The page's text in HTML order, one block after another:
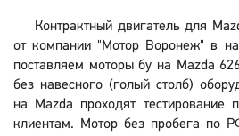
Контрактный двигатель для
от компании "Мотор Воронеж" в
поставляем моторы бу на Mazda
без навесного (голый столб)
на Mazda проходят тестирование
клиентам. Мотор без пробега по